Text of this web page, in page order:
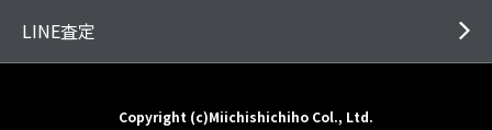
LINE査定
Copyright (c)Miichishichiho Col., Ltd.